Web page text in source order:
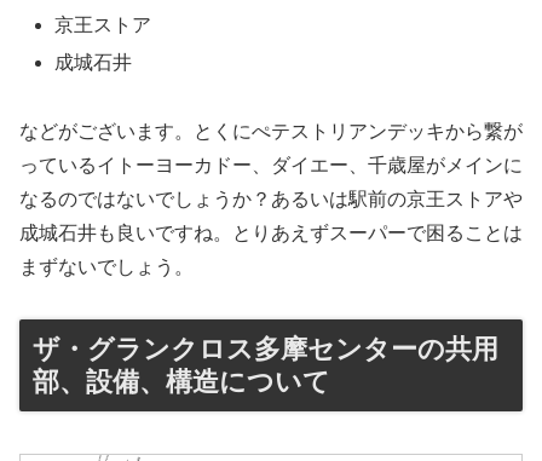
京王ストア
成城石井
などがございます。とくにぺテストリアンデッキから繋が
っているイトーヨーカドー、ダイエー、千歳屋がメインに
なるのではないでしょうか？あるいは駅前の京王ストアや
成城石井も良いですね。とりあえずスーパーで困ることは
まずないでしょう。
ザ・グランクロス多摩センターの共用
部、設備、構造について